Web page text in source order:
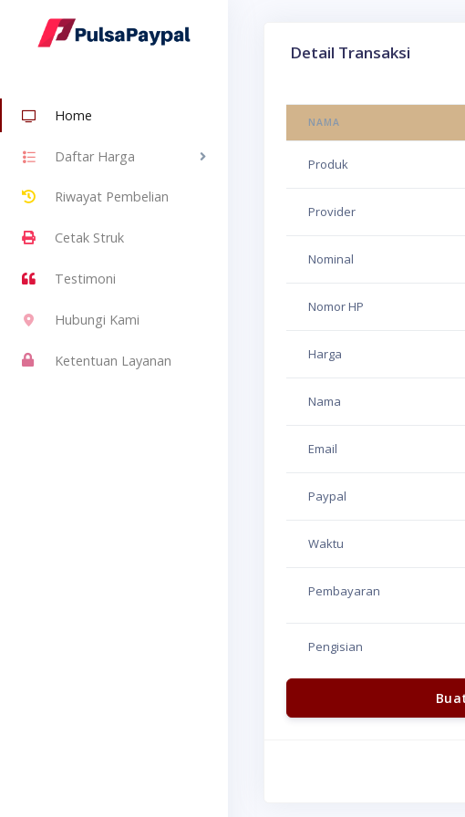
Home
Daftar Harga
Riwayat Pembelian
Cetak Struk
Testimoni
Hubungi Kami
Ketentuan Layanan
Detail Transaksi
NAMA
Produk
Provider
Nominal
Nomor HP
Harga
Nama
Email
Paypal
Waktu
Pembayaran
Pengisian